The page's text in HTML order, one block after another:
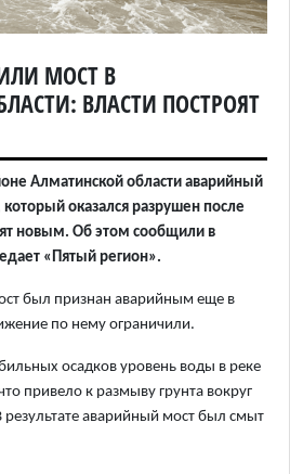
МОСТ В
ВЛАСТИ ПОСТРОЯТ
Алматинской области аварийный
который оказался разрушен после
новым. Об этом сообщили в
«Пятый регион».
был признан аварийным еще в
по нему ограничили.
осадков уровень воды в реке
привело к размыву грунта вокруг
аварийный мост был смыт